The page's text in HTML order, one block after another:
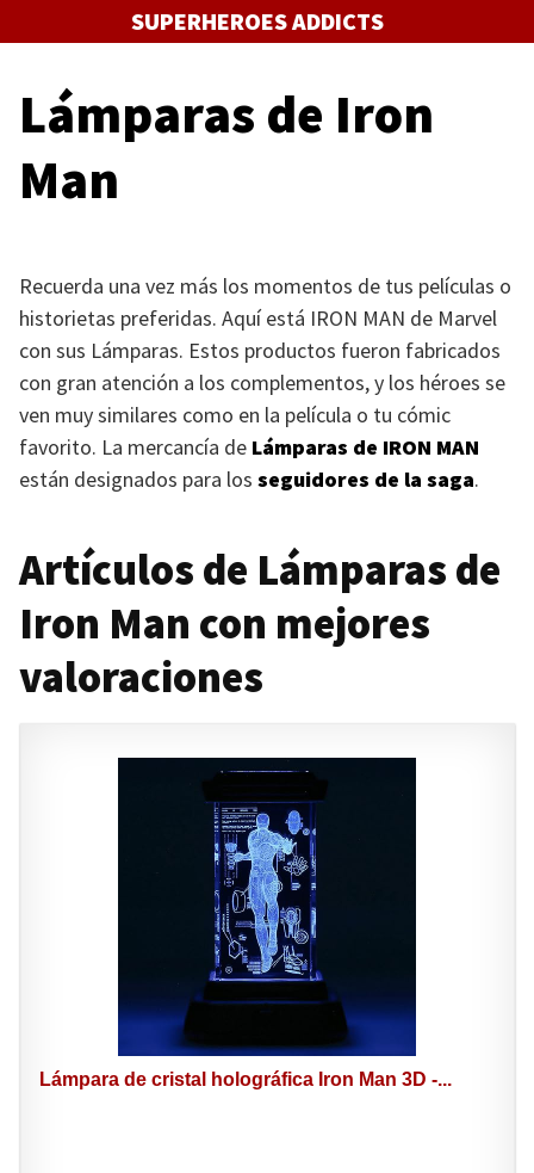
al
SUPERHEROES ADDICTS
Lámparas de Iron
Man
Recuerda una vez más los momentos de tus películas o
historietas preferidas. Aquí está IRON MAN de Marvel
con sus Lámparas. Estos productos fueron fabricados
con gran atención a los complementos, y los héroes se
ven muy similares como en la película o tu cómic
favorito. La mercancía de Lámparas de IRON MAN
están designados para los seguidores de la saga.
Artículos de Lámparas de
Iron Man con mejores
valoraciones
Lámpara de cristal holográfica Iron Man 3D -...